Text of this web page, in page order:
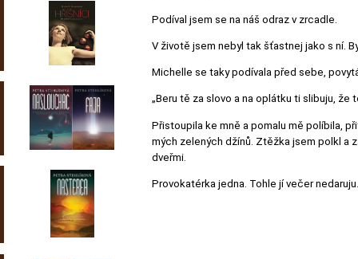
Podíval jsem se na náš odraz v zrcadle.
V životě jsem nebyl tak šťastnej jako s ní.
Michelle se taky podívala před sebe,
„Beru tě za slovo a na oplátku ti slibuju, že
Přistoupila ke mně a pomalu mě políbila,
mých zelených džínů. Ztěžka jsem polkl a
dveřmi.
Provokatérka jedna. Tohle jí večer